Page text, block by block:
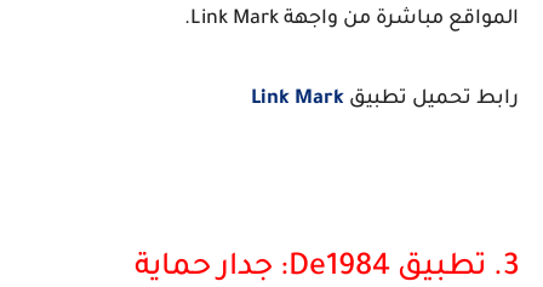
المواقع مباشرة من واجهة Link Mark.
رابط تحميل تطبيق Link Mark
3. تطبيق De1984: جدار حماية